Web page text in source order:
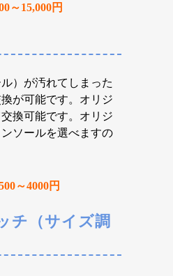
～15,000円
）が汚れてしまった
が可能です。オリジ
換可能です。オリジ
ソールを選べますの
～4000円
チ（サイズ調